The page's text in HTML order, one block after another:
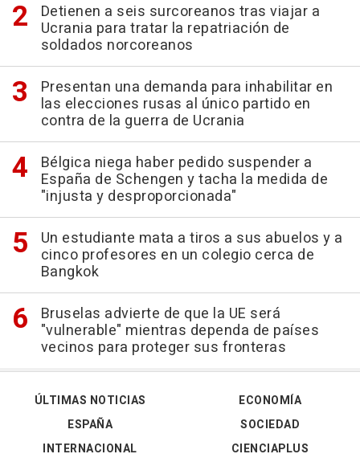
Detienen a seis surcoreanos tras viajar a
Ucrania para tratar la repatriación de
soldados norcoreanos
Presentan una demanda para inhabilitar en
las elecciones rusas al único partido en
contra de la guerra de Ucrania
Bélgica niega haber pedido suspender a
España de Schengen y tacha la medida de
"injusta y desproporcionada"
Un estudiante mata a tiros a sus abuelos y a
cinco profesores en un colegio cerca de
Bangkok
Bruselas advierte de que la UE será
"vulnerable" mientras dependa de países
vecinos para proteger sus fronteras
ÚLTIMAS NOTICIAS
ESPAÑA
INTERNACIONAL
ECONOMÍA
SOCIEDAD
CIENCIAPLUS